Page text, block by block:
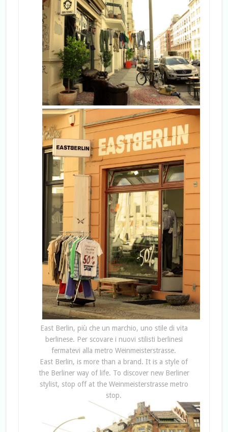
East Berlin, più che un marchio, uno stile di vita
berlinese. Per scovare i nuovi stilisti berlinesi
fermatevi alla metro Weinmeisterstrasse.
East Berlin, is more than a brand. It is a style of
the Berliner way of life. To discover new Berliner
stylist, stop off at the Weinmeisterstrasse metro
stop.